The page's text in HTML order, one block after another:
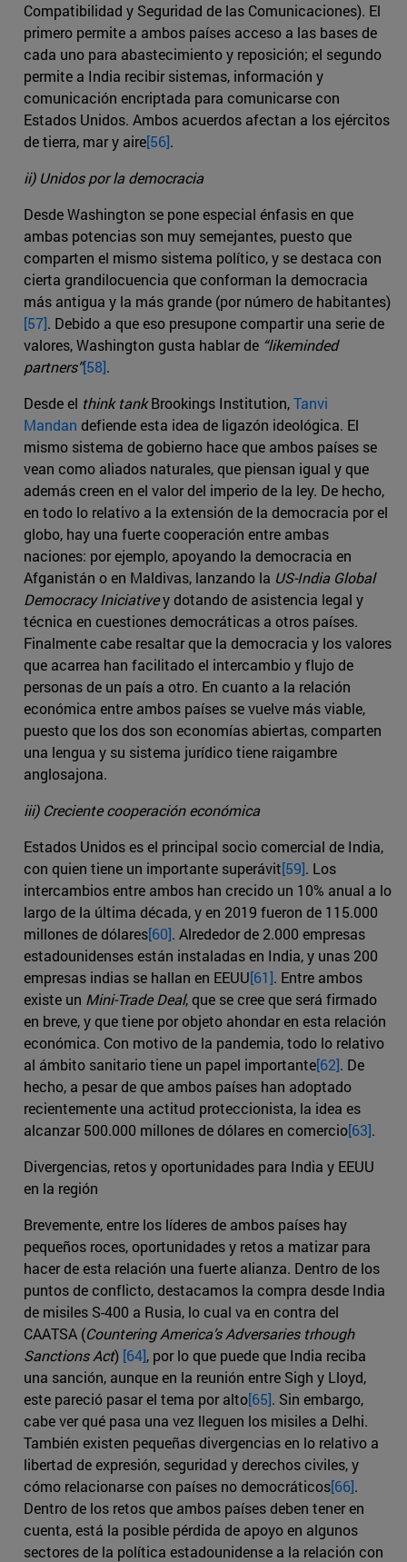
Compatibilidad y Seguridad de las Comunicaciones). El
primero permite a ambos países acceso a las bases de
cada uno para abastecimiento y reposición; el segundo
permite a India recibir sistemas, información y
comunicación encriptada para comunicarse con
Estados Unidos. Ambos acuerdos afectan a los ejércitos
de tierra, mar y aire[56].
ii) Unidos por la democracia
Desde Washington se pone especial énfasis en que
ambas potencias son muy semejantes, puesto que
comparten el mismo sistema político, y se destaca con
cierta grandilocuencia que conforman la democracia
más antigua y la más grande (por número de habitantes)
[57]. Debido a que eso presupone compartir una serie de
valores, Washington gusta hablar de “likeminded
partners”[58].
Desde el think tankBrookings Institution,Tanvi
Mandan defiende esta idea de ligazón ideológica. El
mismo sistema de gobierno hace que ambos países se
vean como aliados naturales, que piensan igual y que
además creen en el valor del imperio de la ley. De hecho,
en todo lo relativo a la extensión de la democracia por el
globo, hay una fuerte cooperación entre ambas
naciones: por ejemplo, apoyando la democracia en
Afganistán o en Maldivas, lanzando la US-India Global
Democracy Iniciativey dotando de asistencia legal y
técnica en cuestiones democráticas a otros países.
Finalmente cabe resaltar que la democracia y los valores
que acarrea han facilitado el intercambio y flujo de
personas de un país a otro. En cuanto a la relación
económica entre ambos países se vuelve más viable,
puesto que los dos son economías abiertas, comparten
una lengua y su sistema jurídico tiene raigambre
anglosajona.
iii) Creciente cooperación económica
Estados Unidos es el principal socio comercial de India,
con quien tiene un importante superávit[59]. Los
intercambios entre ambos han crecido un 10% anual a lo
largo de la última década, y en 2019 fueron de 115.000
millones de dólares[60]. Alrededor de 2.000 empresas
estadounidenses están instaladas en India, y unas 200
empresas indias se hallan en EEUU[61]. Entre ambos
existe un Mini-Trade Deal, que se cree que será firmado
en breve, y que tiene por objeto ahondar en esta relación
económica. Con motivo de la pandemia, todo lo relativo
al ámbito sanitario tiene un papel importante[62]. De
hecho, a pesar de que ambos países han adoptado
recientemente una actitud proteccionista, la idea es
alcanzar 500.000 millones de dólares en comercio[63].
Divergencias, retos y oportunidades para India y EEUU
en la región
Brevemente, entre los líderes de ambos países hay
pequeños roces, oportunidades y retos a matizar para
hacer de esta relación una fuerte alianza. Dentro de los
puntos de conflicto, destacamos la compra desde India
de misiles S-400 a Rusia, lo cual va en contra del
CAATSA (Countering America’s Adversaries trhough
Sanctions Act) [64], por lo que puede que India reciba
una sanción, aunque en la reunión entre Sigh y Lloyd,
este pareció pasar el tema por alto[65]. Sin embargo,
cabe ver qué pasa una vez lleguen los misiles a Delhi.
También existen pequeñas divergencias en lo relativo a
libertad de expresión, seguridad y derechos civiles, y
cómo relacionarse con países no democráticos[66].
Dentro de los retos que ambos países deben tener en
cuenta, está la posible pérdida de apoyo en algunos
sectores de la política estadounidense a la relación con